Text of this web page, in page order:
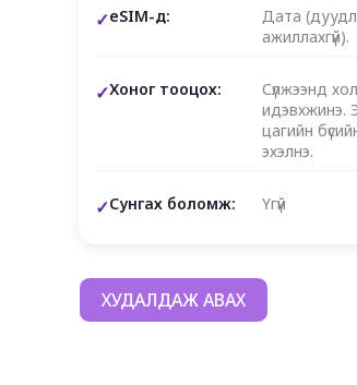
134,900₮.
120,900₮.
eSIM-д:
Дата
ажиллахгүй).
Хоног тооцох:
Сүлжээнд
идэвхжинэ.
цагийн
эхэлнэ.
Сунгах боломж: Үгүй
ХУДАЛДАЖ АВАХ